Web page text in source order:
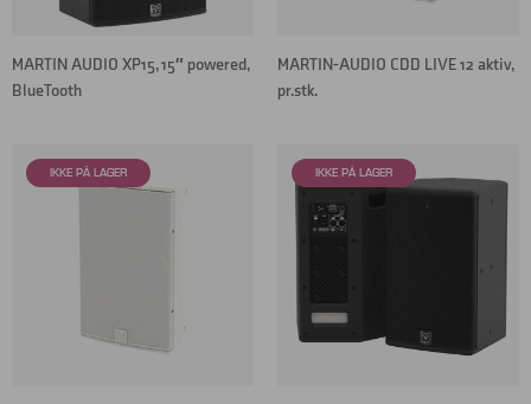
MARTIN AUDIO XP15, 15″ powered,
BlueTooth
MARTIN-AUDIO CDD LIVE 12 aktiv,
pr.stk.